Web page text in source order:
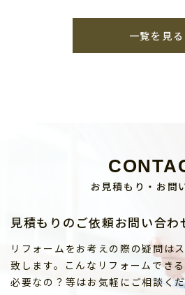
一覧を見る
お見積もり・お問
見積もりのご依頼お問い合わ
リフォームをお考えの際の疑問は
致します。こんなリフォームでき
必要なの？等はお気軽にご相談くだ